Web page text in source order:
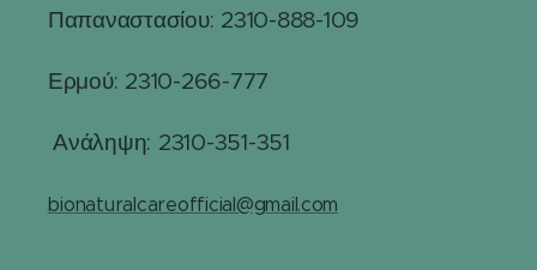
Παπαναστασίου: 2310-888-109
Ερμού: 2310-266-777
Ανάληψη: 2310-351-351
bionaturalcareofficial@gmail.com